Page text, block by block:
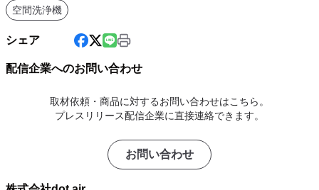
空間洗浄機
シェア
配信企業へのお問い合わせ
取材依頼・商品に対するお問い合わせはこちら。
プレスリリース配信企業に直接連絡できます。
お問い合わせ